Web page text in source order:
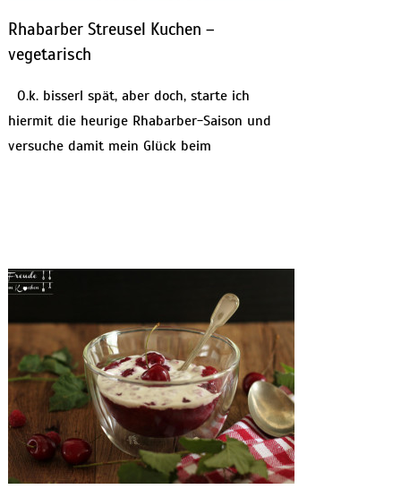
Rhabarber Streusel Kuchen –
vegetarisch
O.k. bisserl spät, aber doch, starte ich
hiermit die heurige Rhabarber-Saison und
versuche damit mein Glück beim